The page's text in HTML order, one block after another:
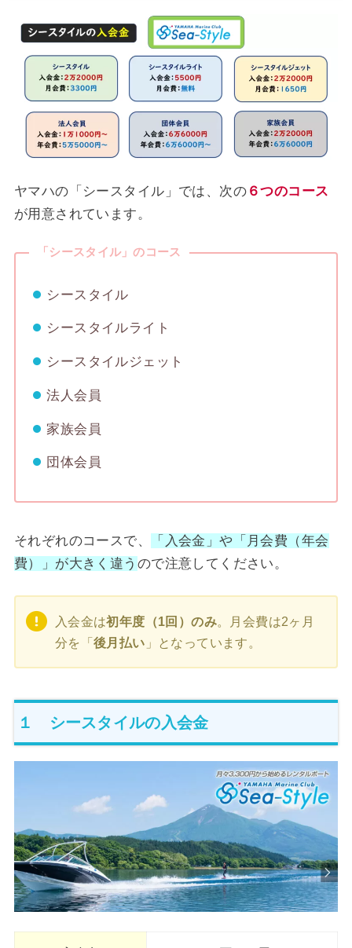
ヤマハの「シースタイル」では、次の ６つのコース
が用意されています。
「シースタイル」のコース
シースタイル
シースタイルライト
シースタイルジェット
法人会員
家族会員
団体会員
それぞれのコースで、
「入会金」や「月会費（年会
費）」が大きく違う ので注意してください。
入会金は初年度（1回）のみ。月会費は2ヶ月
分を「後月払い 」となっています。
１ シースタイルの入会金